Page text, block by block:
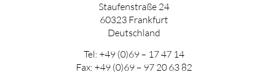
Staufenstraße 24
60323 Frankfurt
Deutschland
Tel: +49 (0)69 – 17 47 14
Fax: +49 (0)69 – 97 20 63 82